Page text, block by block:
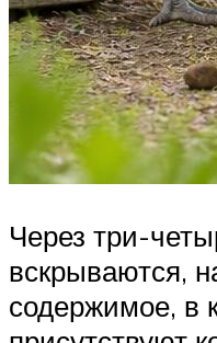
Через три-
вскрываются,
содержимое, в